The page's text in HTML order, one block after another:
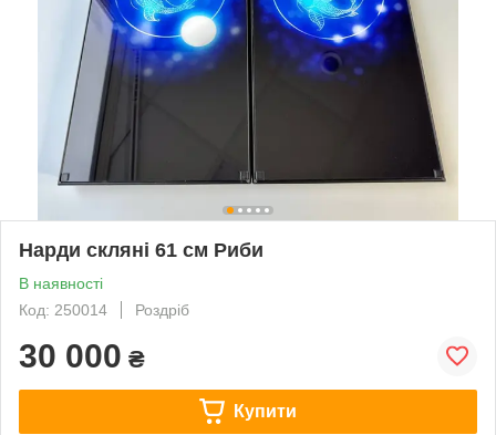
Нарди скляні 61 см Риби
В наявності
Код: 250014
Роздріб
30 000 ₴
Купити